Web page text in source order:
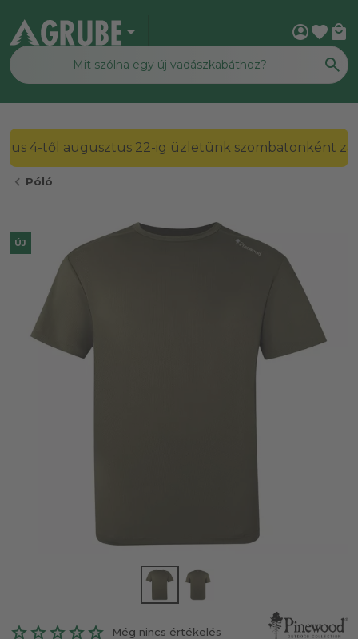
arrow_drop_down account_circlefavorite local_mall
2026. július 4-től augusztus 22-ig üzletünk
chevron_left Póló
ÚJ
Még nincs értékelés